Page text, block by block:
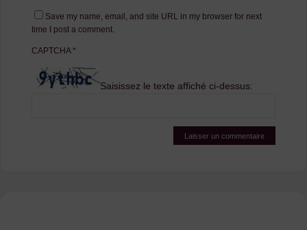
Save my name, email, and site URL in my browser for next
time I post a comment.
CAPTCHA*
Saisissez le texte affiché ci-dessus: